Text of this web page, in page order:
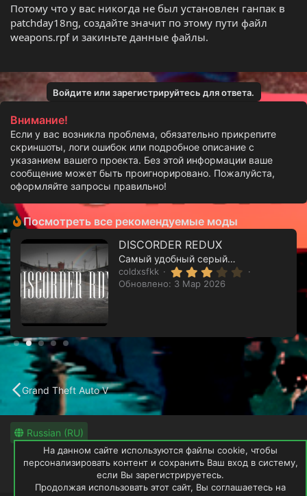
Потому что у вас никогда не был установлен ганпак в
patchday18ng, создайте значит по этому пути файл
weapons.rpf и закиньте данные файлы.
Войдите или зарегистрируйтесь для ответа.
Внимание!
Если у вас возникла проблема, обязательно прикрепите
скриншоты, логи ошибок или подробное описание с
указанием вашего проекта. Без этой информации ваше
сообщение может быть проигнорировано. Пожалуйста,
оформляйте запросы правильно!
Посмотреть все рекомендуемые моды
DISCORDER REDUX
Самый удобный серый редукс
coldxsfkk 3
з
д
Обновлено: 3 Мар 2026
Grand Theft Auto V
Russian (RU)
Обратная связь
Условия и правила
Политика конфиденциальности
Помощь
На данном сайте используются файлы cookie, чтобы
персонализировать контент и сохранить Ваш вход в систему,
если Вы зарегистрируетесь.
Продолжая использовать этот сайт, Вы соглашаетесь на